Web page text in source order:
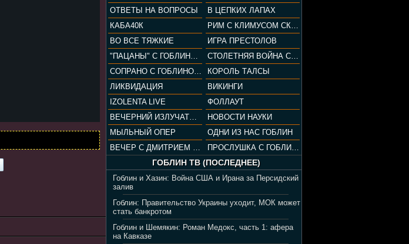
ОТВЕТЫ НА ВОПРОСЫ
В ЦЕПКИХ ЛАПАХ
КАБА40К
РИМ С КЛИМУСОМ СКАРАБЕУСОМ
ВО ВСЕ ТЯЖКИЕ
ИГРА ПРЕСТОЛОВ
"ПАЦАНЫ" С ГОБЛИНОМ
СТОЛЕТНЯЯ ВОЙНА С КЛИМОМ ЖУКОВЫМ И ГОБЛИНОМ
СОПРАНО С ГОБЛИНОМ (РАЗБОР СЕРИАЛА)
КОРОЛЬ ТАЛСЫ
ЛИКВИДАЦИЯ
ВИКИНГИ
IZOLENTA LIVE
ФОЛЛАУТ
ВЕЧЕРНИЙ ИЗЛУЧАТЕЛЬ
НОВОСТИ НАУКИ
МЫЛЬНЫЙ ОПЕР
ОДНИ ИЗ НАС ГОБЛИН
ВЕЧЕР С ДМИТРИЕМ ПУЧКОВЫМ
ПРОСЛУШКА С ГОБЛИНОМ
ГОБЛИН ТВ (ПОСЛЕДНЕЕ)
Гоблин и Хазин: Война США и Ирана за Персидский
залив
Гоблин: Правительство Украины уходит, МОК может
стать банкротом
Гоблин и Шемякин: Роман Медокс, часть 1: афера
на Кавказе